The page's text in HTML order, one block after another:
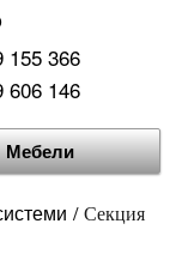
155 366
606 146
Мебели
/ Секция